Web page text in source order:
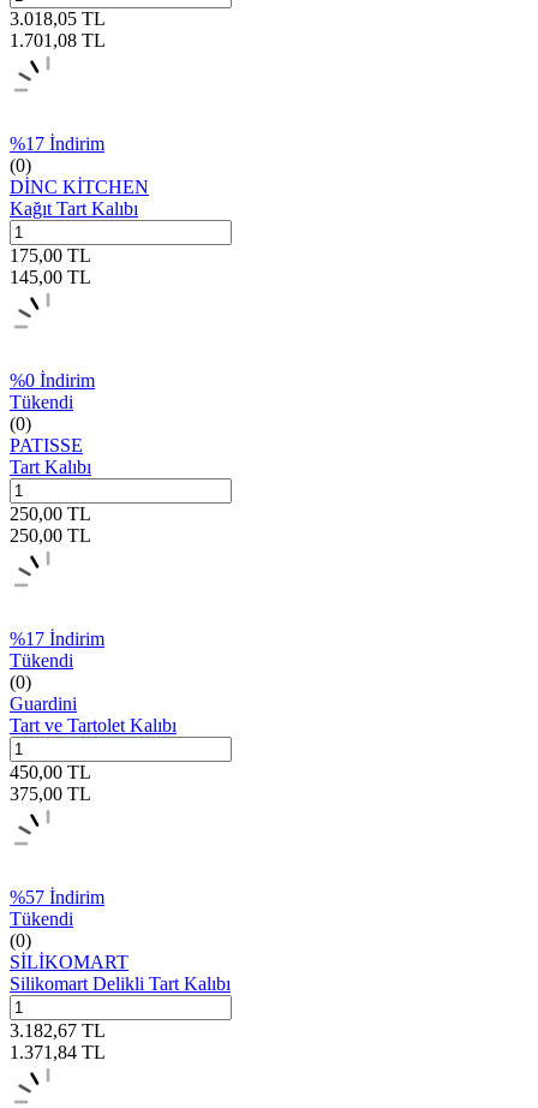
3.018,05 TL
1.701,08 TL
%17 İndirim
(0)
DİNC KİTCHEN
Kağıt Tart Kalıbı
175,00 TL
145,00 TL
%0 İndirim
Tükendi
(0)
PATISSE
Tart Kalıbı
250,00 TL
250,00 TL
%17 İndirim
Tükendi
(0)
Guardini
Tart ve Tartolet Kalıbı
450,00 TL
375,00 TL
%57 İndirim
Tükendi
(0)
SİLİKOMART
Silikomart Delikli Tart Kalıbı
3.182,67 TL
1.371,84 TL